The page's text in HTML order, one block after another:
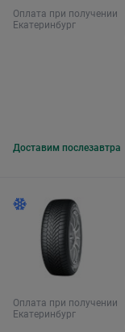
Оплата при получении
Екатеринбург
Доставим послезавтра
Оплата при получении
Екатеринбург